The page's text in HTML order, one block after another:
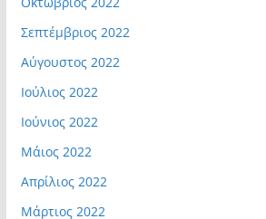
Σεπτέμβριος 2022
Αύγουστος 2022
Ιούλιος 2022
Ιούνιος 2022
Μάιος 2022
Απρίλιος 2022
Μάρτιος 2022